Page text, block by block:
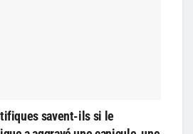
savent-ils si le